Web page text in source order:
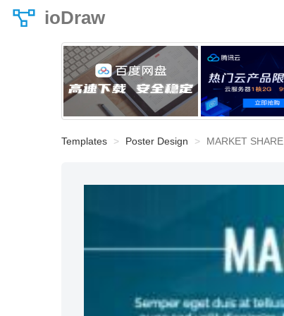
ioDraw
Templates Poster Design MARKET SHARE